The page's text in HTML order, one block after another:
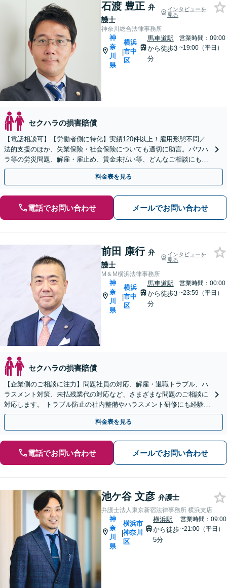
石渡 豊正 弁
護士
インタビューを
見る
神奈川総合法律事務所
神
奈
川
県
|
横浜
市中
区
馬車道駅
から徒歩3
分
営業時間：09:00
~19:00（平日）
セクハラの損害賠償
【電話相談可】【労働者側に特化】実績120件以上！雇用形態不問／
法的支援のほか、失業保険・社会保険についても適切に助言。パワハ
ラ等の労災問題、解雇・雇止め、賃金未払い等、どんなご相談にも対
応します【馬車道駅2分】
料金表を見る
電話でお問い合わせ メールでお問い合わせ
前田 康行 弁
護士
インタビューを
見る
M＆M横浜法律事務所
神
奈
川
県
|
横浜
市中
区
馬車道駅
から徒歩3
分
営業時間：00:00
~23:59（平日）
セクハラの損害賠償
【企業側のご相談に注力】問題社員の対応、解雇・退職トラブル、ハ
ラスメント対策、未払残業代の対応など、さまざまな問題のご相談に
対応します。 トラブル防止の社内整備やハラスメント研修にも経験豊
富。【土日祝・当日対応可】【弁護士歴30年】
料金表を見る
電話でお問い合わせ メールでお問い合わせ
池ケ谷 文彦 弁護士
弁護士法人東京新宿法律事務所 横浜支店
神
奈
川
県
|
横浜市
神奈川
区
横浜駅
から徒歩
5分
営業時間：09:00
~21:00（平日）